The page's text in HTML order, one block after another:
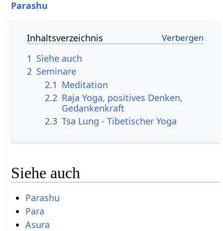
Parashu
Inhaltsverzeichnis
1 Siehe auch
2 Seminare
2.1 Meditation
2.2 Raja Yoga, positives Denken,
Gedankenkraft
2.3 Tsa Lung - Tibetischer Yoga
Siehe auch
Parashu
Para
Asura